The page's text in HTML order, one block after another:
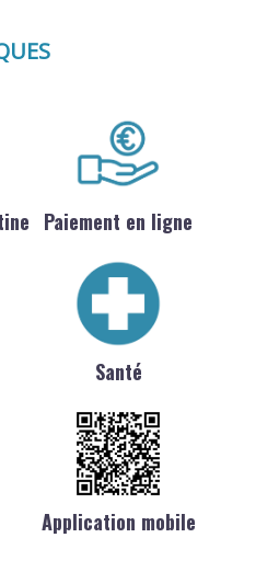
Paiement en ligne
Santé
Application mobile